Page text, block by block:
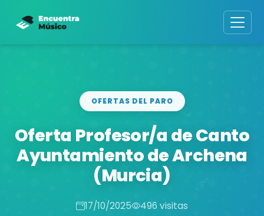
OFERTAS DEL PARO
Oferta Profesor/a de Canto
Ayuntamiento de Archena
(Murcia)
17/10/2025 496 visitas